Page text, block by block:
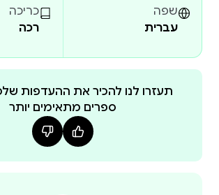
חֲלוֹם אֶחָד הִגְשַׁמְתִּי, וְעַל הַשֵּׁנִי אֲנִי
אוֹהֶבֶת אֶת בֶּן הַזּוּג שֶׁלִּי חָנָן וְאֶת הַבֵּן
אוֹהֶבֶת שׁוֹקוֹלָד וּסְרָטִים שֶׁל דִיסְנִי,
לַמְרוֹת שֶׁאֲנִי בִּכְלָל לֹא יוֹדַעַת לְצַיֵּר,
בְּעִקָּר
בְּגִיל שֵׁשׁ רָאִיתִי אֶת הַסֶּרֶט "אָלָדִין",
שֶׁאֲנִי הוֹלֵךְ לַעֲשׂוֹת כְּשֶׁאֶהְיֶה גָּדוֹל: לִיצֹר
שפה
עברית
כריכה
רכה
תעזרו לנו להכיר את ההעדפות
ספרים מתאימים יותר